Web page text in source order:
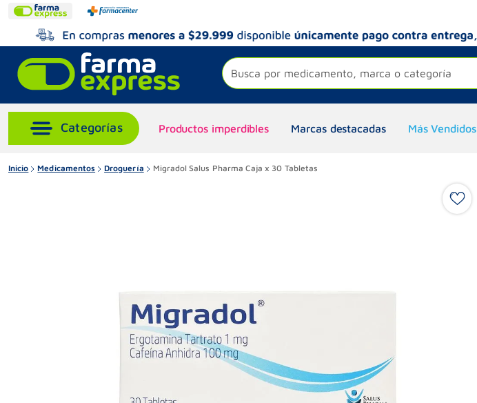
Busca por medicamento, marca o categoría
Productos imperdibles Marcas destacadas Más Vendidos
Inicio Medicamentos Droguería Migradol Salus Pharma Caja x 30 Tabletas